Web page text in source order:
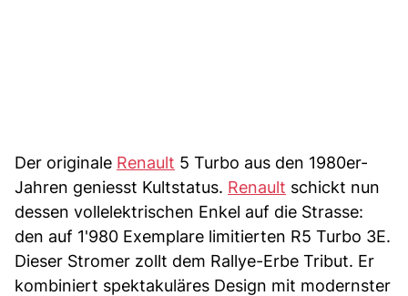
Der originale Renault 5 Turbo aus den 1980er-
Jahren geniesst Kultstatus. Renault schickt nun
dessen vollelektrischen Enkel auf die Strasse:
den auf 1'980 Exemplare limitierten R5 Turbo 3E.
Dieser Stromer zollt dem Rallye-Erbe Tribut. Er
kombiniert spektakuläres Design mit modernster